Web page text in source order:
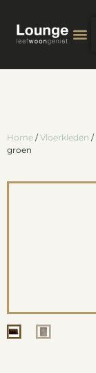
Home /Vloerkleden /
groen